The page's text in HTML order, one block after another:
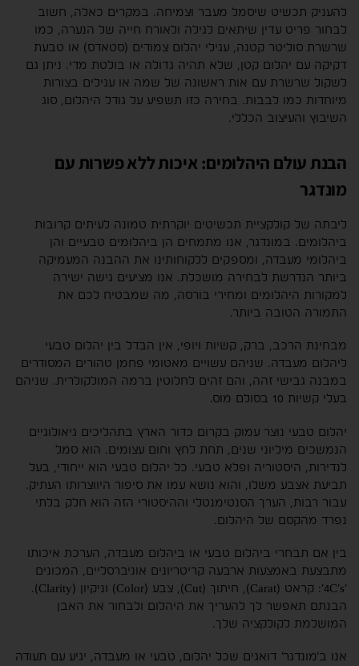
להעניק תכשיט שיסמל מעבר וצמיחה. במקרים כאלה, חשוב
לבחור פריט עדין שיתאים לגילה ולאורח חייה של הנערה, כמו
שרשרת סוליטר קטנה, עגילי יהלום צמודים (סטאדס) או טבעת
דקיקה עם יהלום קטן, שלא תהיה גדולה או בולטת מדי. ניתן גם
לשקול שרשרת עם אות ראשונה של שמה או עגילים בצורות
מיוחדות כמו לבבות. בחירה כזו תשפיע על גודל היהלום, סוג
השיבוץ והעיצוב הכללי.
הבנת עולם היהלומים: איכות ללא פשרות עם
מונדגר
ליבתה של קולקציית תכשיטים יוקרתית טמונה לעיתים קרובות
ביהלומים. במונדגר, אנו מתמחים הן ביהלומים טבעיים והן
ביהלומי מעבדה, ומספקים ללקוחותינו את ההבנה המעמיקה
ביותר הנדרשת לבחירה מושכלת. אנו מציעים גישה ישירה
למקורות היהלומים ומחירי בורסה, מה שמבטיח לכם את
התמורה הטובה ביותר.
מבחינת הרכב, ברק, קשיות ויופי, אין הבדל בין יהלום טבעי
ליהלום מעבדה. שניהם עשויים מאטומי פחמן טהורים המסודרים
במבנה גבישי זהה, והם זהים לחלוטין ברמה המולקולרית. שניהם
בעלי קשיות 10 בסולם מוס.
יהלום טבעי נוצר עמוק בקרום כדור הארץ בתהליכים גיאולוגיים
הנמשכים מיליוני שנים, תחת לחץ וחום עצומים. הוא סמל
לנדירות, היסטוריה ופלא טבעי. כל יהלום טבעי הוא ייחודי, בעל
תביעת אצבע משלו, והוא נושא עמו את סיפור היווצרותו העתיק.
עבור רבות, הערך הסנטימנטלי וההיסטורי הזה הוא חלק בלתי
נפרד מהקסם של היהלום.
בין אם תבחרי ביהלום טבעי או ביהלום מעבדה, הערכת איכותו
מתבצעת באמצעות ארבעה קריטריונים אוניברסליים, המכונים
‘4C’s’: קראט (Carat), חיתוך (Cut), צבע (Color) וניקיון (Clarity).
הבנתם תאפשר לך להעריך את היהלום ולבחור את האבן
המושלמת לקולקציה שלך.
אנו ב’מונדגר’ דואגים שכל יהלום, טבעי או מעבדה, יגיע עם תעודה